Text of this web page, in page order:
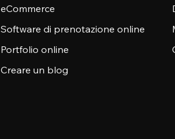
eCommerce
Software di prenotazione online
Portfolio online
Creare un blog